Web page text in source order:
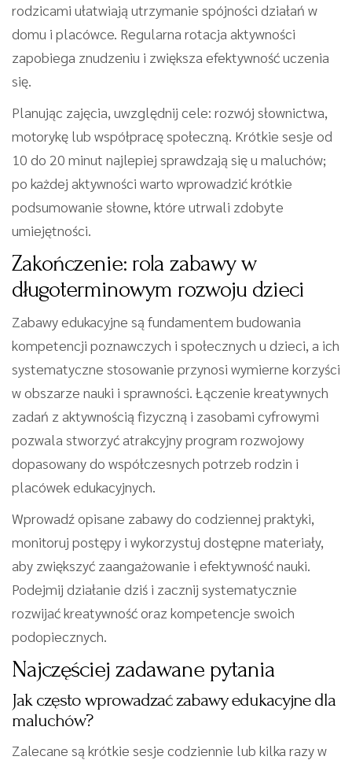
rodzicami ułatwiają utrzymanie spójności działań w
domu i placówce. Regularna rotacja aktywności
zapobiega znudzeniu i zwiększa efektywność uczenia
się.
Planując zajęcia, uwzględnij cele: rozwój słownictwa,
motorykę lub współpracę społeczną. Krótkie sesje od
10 do 20 minut najlepiej sprawdzają się u maluchów;
po każdej aktywności warto wprowadzić krótkie
podsumowanie słowne, które utrwali zdobyte
umiejętności.
Zakończenie: rola zabawy w
długoterminowym rozwoju dzieci
Zabawy edukacyjne są fundamentem budowania
kompetencji poznawczych i społecznych u dzieci, a ich
systematyczne stosowanie przynosi wymierne korzyści
w obszarze nauki i sprawności. Łączenie kreatywnych
zadań z aktywnością fizyczną i zasobami cyfrowymi
pozwala stworzyć atrakcyjny program rozwojowy
dopasowany do współczesnych potrzeb rodzin i
placówek edukacyjnych.
Wprowadź opisane zabawy do codziennej praktyki,
monitoruj postępy i wykorzystuj dostępne materiały,
aby zwiększyć zaangażowanie i efektywność nauki.
Podejmij działanie dziś i zacznij systematycznie
rozwijać kreatywność oraz kompetencje swoich
podopiecznych.
Najczęściej zadawane pytania
Jak często wprowadzać zabawy edukacyjne dla
maluchów?
Zalecane są krótkie sesje codziennie lub kilka razy w